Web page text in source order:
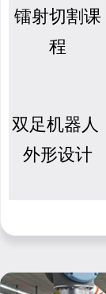
镭射切割课
程
双足机器人
外形设计